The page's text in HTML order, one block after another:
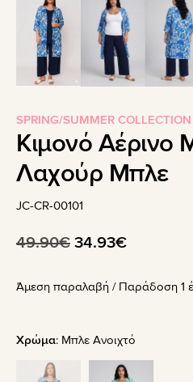
SPRING/SUMMER COLLECTION
Κιμονό Αέρινο
Λαχούρ Μπλε
JC-CR-00101
49.90€ Original
was:
34.93€Η
τιμή
34.93€.
Άμεση παραλαβή / Παράδoση 1
Χρώμα: Μπλε Ανοιχτό